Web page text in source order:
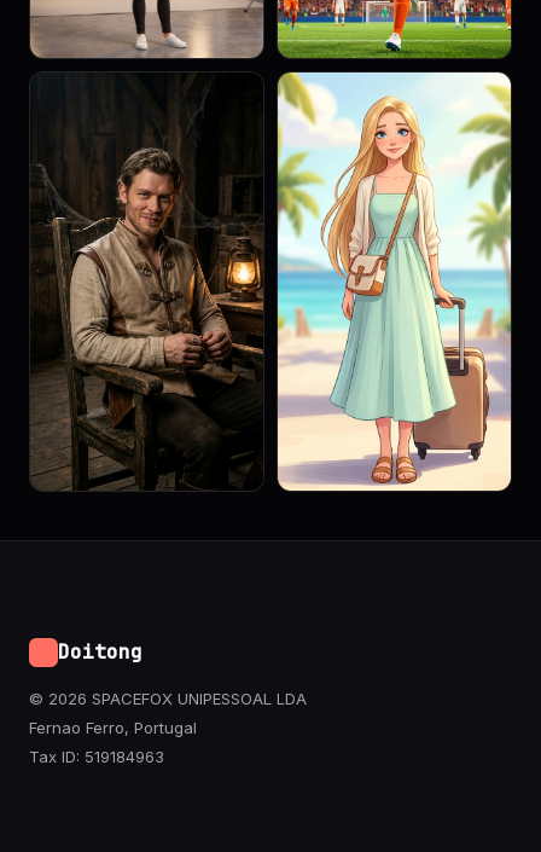
Doitong
© 2026 SPACEFOX UNIPESSOAL LDA
Fernao Ferro, Portugal
Tax ID: 519184963